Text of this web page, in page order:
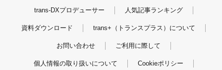
trans-DXプロデューサー 人気記事ランキング
資料ダウンロード trans+（トランスプラス）について
お問い合わせ ご利用に際して
個人情報の取り扱いについて Cookieポリシー